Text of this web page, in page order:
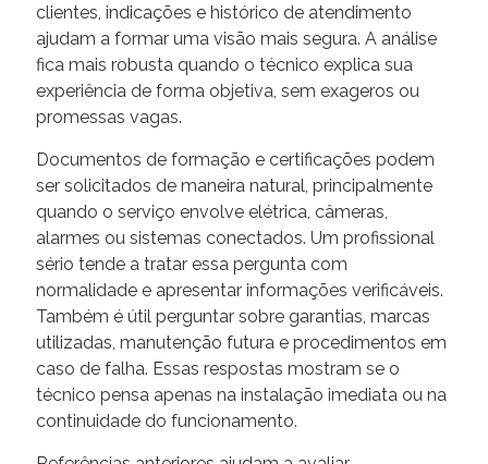
clientes, indicações e histórico de atendimento
ajudam a formar uma visão mais segura. A análise
fica mais robusta quando o técnico explica sua
experiência de forma objetiva, sem exageros ou
promessas vagas.
Documentos de formação e certificações podem
ser solicitados de maneira natural, principalmente
quando o serviço envolve elétrica, câmeras,
alarmes ou sistemas conectados. Um profissional
sério tende a tratar essa pergunta com
normalidade e apresentar informações verificáveis.
Também é útil perguntar sobre garantias, marcas
utilizadas, manutenção futura e procedimentos em
caso de falha. Essas respostas mostram se o
técnico pensa apenas na instalação imediata ou na
continuidade do funcionamento.